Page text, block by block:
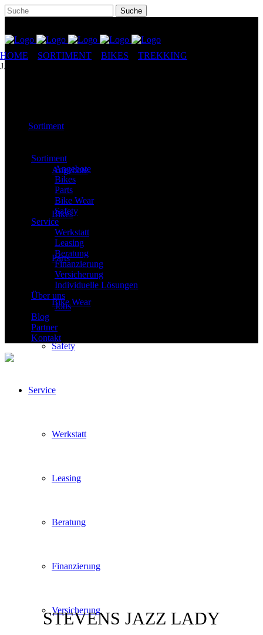
Sortiment
Angebote
Bikes
Parts
Bike Wear
Safety
Service
Werkstatt
Leasing
Beratung
Finanzierung
Versicherung
Sortiment
Angebote
Bikes
Parts
Bike Wear
Safety
Service
Werkstatt
Leasing
Beratung
Finanzierung
Versicherung
Individuelle Lösungen
Über uns
Jobs
Blog
Partner
Kontakt
HOME SORTIMENT BIKES TREKKING
JAZZ LADY
STEVENS JAZZ LADY